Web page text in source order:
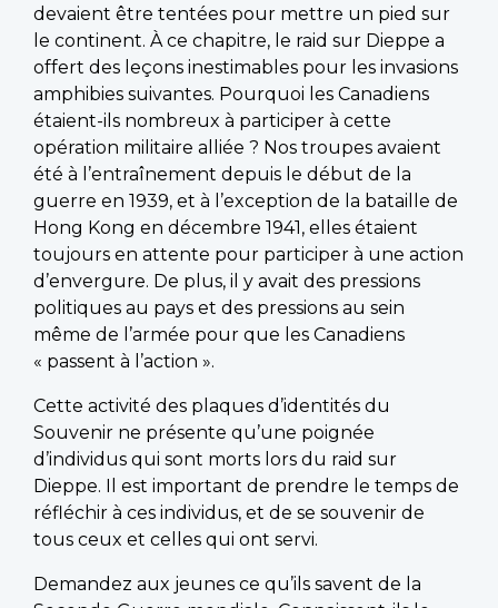
devaient être tentées pour mettre un pied sur
le continent. À ce chapitre, le raid sur Dieppe a
offert des leçons inestimables pour les invasions
amphibies suivantes. Pourquoi les Canadiens
étaient-ils nombreux à participer à cette
opération militaire alliée ? Nos troupes avaient
été à l’entraînement depuis le début de la
guerre en 1939, et à l’exception de la bataille de
Hong Kong en décembre 1941, elles étaient
toujours en attente pour participer à une action
d’envergure. De plus, il y avait des pressions
politiques au pays et des pressions au sein
même de l’armée pour que les Canadiens
« passent à l’action ».
Cette activité des plaques d’identités du
Souvenir ne présente qu’une poignée
d’individus qui sont morts lors du raid sur
Dieppe. Il est important de prendre le temps de
réfléchir à ces individus, et de se souvenir de
tous ceux et celles qui ont servi.
Demandez aux jeunes ce qu’ils savent de la